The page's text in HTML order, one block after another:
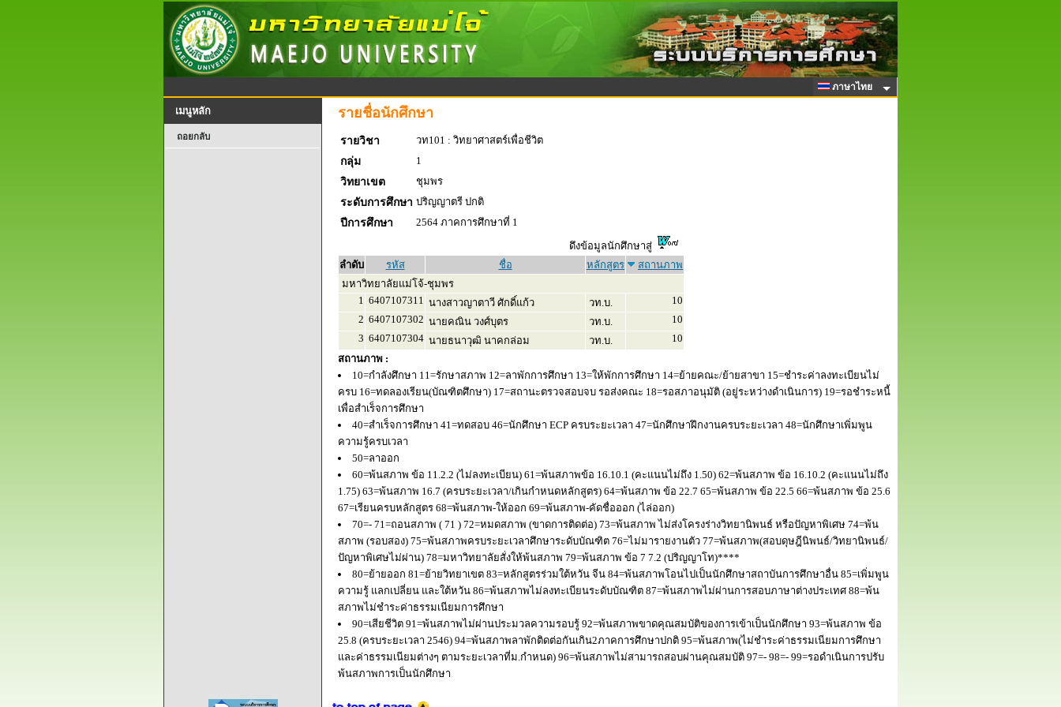
ภาษาไทย
เมนูหลัก
ถอยกลับ
รายชื่อนักศึกษา
รายวิชา
วท101 : วิทยาศาสตร์เพื่อชีวิต
กลุ่ม
1
วิทยาเขต
ชุมพร
ระดับการศึกษา ปริญญาตรี ปกติ
ปีการศึกษา
2564 ภาคการศึกษาที่ 1
ดึงข้อมูลนักศึกษาสู่
ลำดับ
รหัส ชื่อ หลักสูตร
สถานภาพ
มหาวิทยาลัยแม่โจ้-ชุมพร
1 6407107311 นางสาวญาตาวี ศักดิ์แก้ว วท.บ.
10
2 6407107302 นายคณิน วงศ์บุตร วท.บ.
10
3 6407107304 นายธนาวุฒิ นาคกล่อม วท.บ.
10
สถานภาพ :
10=กำลังศึกษา 11=รักษาสภาพ 12=ลาพักการศึกษา 13=ให้พักการศึกษา 14=ย้ายคณะ/ย้ายสาขา 15=ชำระค่าลงทะเบียนไม่
ครบ 16=ทดลองเรียน(บัณฑิตศึกษา) 17=สถานะตรวจสอบจบ รอส่งคณะ 18=รอสภาอนุมัติ (อยู่ระหว่างดำเนินการ) 19=รอชำระหนี้
เพื่อสำเร็จการศึกษา
40=สำเร็จการศึกษา 41=ทดสอบ 46=นักศึกษา ECP ครบระยะเวลา 47=นักศึกษาฝึกงานครบระยะเวลา 48=นักศึกษาเพิ่มพูน
ความรู้ครบเวลา
50=ลาออก
60=พ้นสภาพ ข้อ 11.2.2 (ไม่ลงทะเบียน) 61=พ้นสภาพข้อ 16.10.1 (คะแนนไม่ถึง 1.50) 62=พ้นสภาพ ข้อ 16.10.2 (คะแนนไม่ถึง
1.75) 63=พ้นสภาพ 16.7 (ครบระยะเวลา/เกินกำหนดหลักสูตร) 64=พ้นสภาพ ข้อ 22.7 65=พ้นสภาพ ข้อ 22.5 66=พ้นสภาพ ข้อ 25.6
67=เรียนครบหลักสูตร 68=พ้นสภาพ-ให้ออก 69=พ้นสภาพ-คัดชื่อออก (ไล่ออก)
70=- 71=ถอนสภาพ ( 71 ) 72=หมดสภาพ (ขาดการติดต่อ) 73=พ้นสภาพ ไม่ส่งโครงร่างวิทยานิพนธ์ หรือปัญหาพิเศษ 74=พ้น
สภาพ (รอบสอง) 75=พ้นสภาพครบระยะเวลาศึกษาระดับบัณฑิต 76=ไม่มารายงานตัว 77=พ้นสภาพ(สอบดุษฎีนิพนธ์/วิทยานิพนธ์/
ปัญหาพิเศษไม่ผ่าน) 78=มหาวิทยาลัยสั่งให้พ้นสภาพ 79=พ้นสภาพ ข้อ 7 7.2 (ปริญญาโท)****
80=ย้ายออก 81=ย้ายวิทยาเขต 83=หลักสูตรร่วมใต้หวัน จีน 84=พ้นสภาพโอนไปเป็นนักศึกษาสถาบันการศึกษาอื่น 85=เพิ่มพูน
ความรู้ แลกเปลี่ยน และใต้หวัน 86=พ้นสภาพไม่ลงทะเบียนระดับบัณฑิต 87=พ้นสภาพไม่ผ่านการสอบภาษาต่างประเทศ 88=พ้น
สภาพไม่ชำระค่าธรรมเนียมการศึกษา
90=เสียชีวิต 91=พ้นสภาพไม่ผ่านประมวลความรอบรู้ 92=พ้นสภาพขาดคุณสมบัติของการเข้าเป็นนักศึกษา 93=พ้นสภาพ ข้อ
25.8 (ครบระยะเวลา 2546) 94=พ้นสภาพลาพักติดต่อกันเกิน2ภาคการศึกษาปกติ 95=พ้นสภาพ(ไม่ชำระค่าธรรมเนียมการศึกษา
และค่าธรรมเนียมต่างๆ ตามระยะเวลาที่ม.กำหนด) 96=พ้นสภาพไม่สามารถสอบผ่านคุณสมบัติ 97=- 98=- 99=รอดำเนินการปรับ
พ้นสภาพการเป็นนักศึกษา